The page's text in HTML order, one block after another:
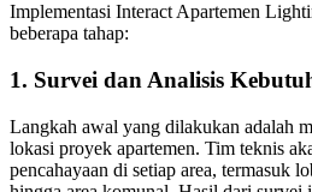
Implementasi Interact Apartemen
beberapa tahap:
1. Survei dan Analisis
Langkah awal yang dilakukan adalah
lokasi proyek apartemen. Tim teknis
pencahayaan di setiap area, termasuk